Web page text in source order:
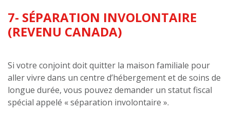
7- SÉPARATION INVOLONTAIRE
(REVENU CANADA)
Si votre conjoint doit quitter la maison familiale pour
aller vivre dans un centre d’hébergement et de soins de
longue durée, vous pouvez demander un statut fiscal
spécial appelé « séparation involontaire ».